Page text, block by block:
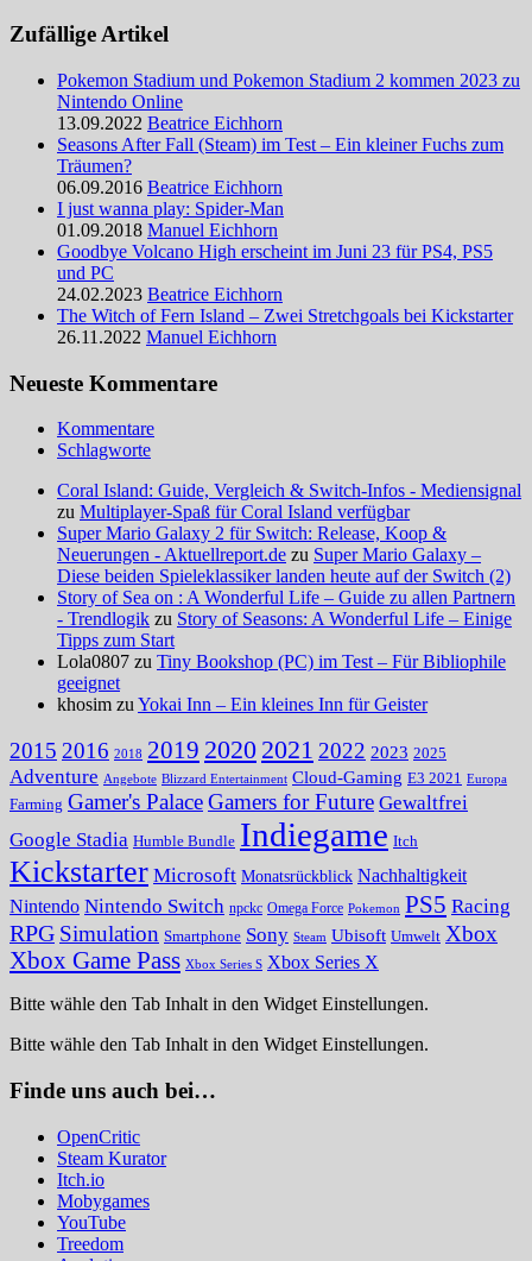
Zufällige Artikel
Pokemon Stadium und Pokemon Stadium 2 kommen 2023 zu
Nintendo Online
13.09.2022 Beatrice Eichhorn
Seasons After Fall (Steam) im Test – Ein kleiner Fuchs zum
Träumen?
06.09.2016 Beatrice Eichhorn
I just wanna play: Spider-Man
01.09.2018 Manuel Eichhorn
Goodbye Volcano High erscheint im Juni 23 für PS4, PS5
und PC
24.02.2023 Beatrice Eichhorn
The Witch of Fern Island – Zwei Stretchgoals bei Kickstarter
26.11.2022 Manuel Eichhorn
Neueste Kommentare
Kommentare
Schlagworte
Coral Island: Guide, Vergleich & Switch-Infos - Mediensignal
zu Multiplayer-Spaß für Coral Island verfügbar
Super Mario Galaxy 2 für Switch: Release, Koop &
Neuerungen - Aktuellreport.de zu Super Mario Galaxy –
Diese beiden Spieleklassiker landen heute auf der Switch (2)
Story of Sea on : A Wonderful Life – Guide zu allen Partnern
- Trendlogik zu Story of Seasons: A Wonderful Life – Einige
Tipps zum Start
Lola0807 zu Tiny Bookshop (PC) im Test – Für Bibliophile
geeignet
khosim zuYokai Inn – Ein kleines Inn für Geister
2015 2016 2018 2019 2020 2021 2022 2023 2025
Adventure Angebote Blizzard Entertainment Cloud-Gaming E3 2021 Europa
Farming Gamer's PalaceGamers for Future Gewaltfrei
Google Stadia Humble Bundle Indiegame Itch
Kickstarter Microsoft Monatsrückblick Nachhaltigkeit
Nintendo Nintendo Switch npckc Omega Force Pokemon PS5 Racing
RPG Simulation Smartphone Sony Steam Ubisoft Umwelt Xbox
Xbox Game Pass Xbox Series S Xbox Series X
Bitte wähle den Tab Inhalt in den Widget Einstellungen.
Bitte wähle den Tab Inhalt in den Widget Einstellungen.
Finde uns auch bei…
OpenCritic
Steam Kurator
Itch.io
Mobygames
YouTube
Treedom